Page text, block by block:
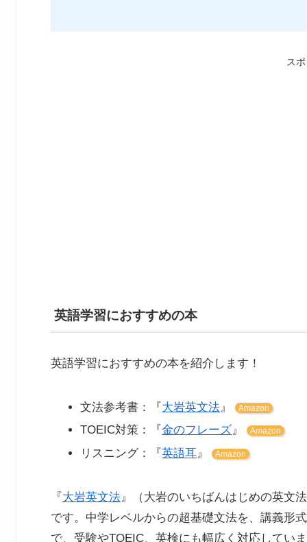
ス
英語学習におすすめの本
英語学習におすすめの本を紹介します！
文法参考書：『大岩英文法』 Amazon
TOEIC対策：『金のフレーズ』 Amazon
リスニング：『英語耳 』 Amazon
『大岩英文法 』（大岩のいちばんはじめの英文
です。中学レベルからの超基礎文法を、講義形
で、受験やTOEIC、英検にも幅広く対応していま